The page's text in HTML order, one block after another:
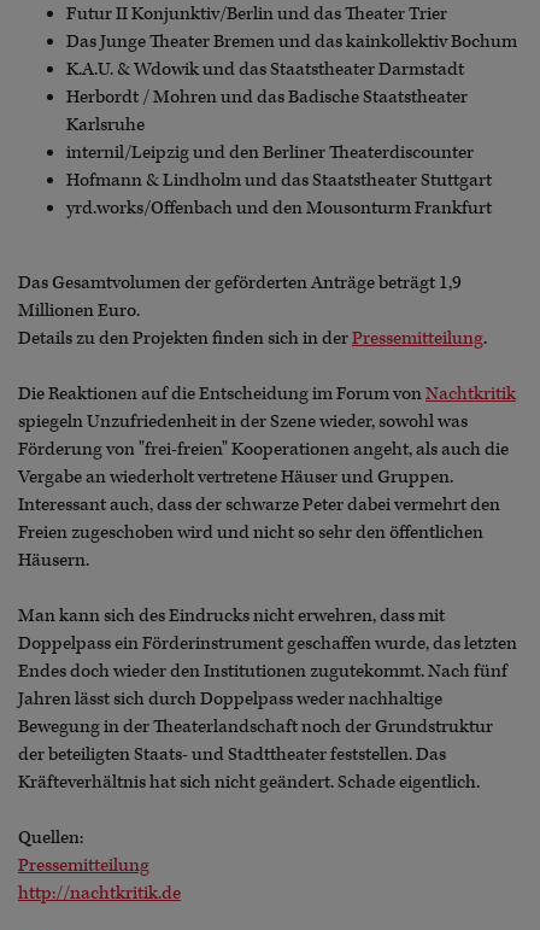
Futur II Konjunktiv/Berlin und das Theater Trier
Das Junge Theater Bremen und das kainkollektiv Bochum
K.A.U. & Wdowik und das Staatstheater Darmstadt
Herbordt / Mohren und das Badische Staatstheater
Karlsruhe
internil/Leipzig und den Berliner Theaterdiscounter
Hofmann & Lindholm und das Staatstheater Stuttgart
yrd.works/Offenbach und den Mousonturm Frankfurt
Das Gesamtvolumen der geförderten Anträge beträgt 1,9
Millionen Euro.
Details zu den Projekten finden sich in derPressemitteilung.
Die Reaktionen auf die Entscheidung im Forum vonNachtkritik
spiegeln Unzufriedenheit in der Szene wieder, sowohl was
Förderung von "frei-freien" Kooperationen angeht, als auch die
Vergabe an wiederholt vertretene Häuser und Gruppen.
Interessant auch, dass der schwarze Peter dabei vermehrt den
Freien zugeschoben wird und nicht so sehr den öffentlichen
Häusern.
Man kann sich des Eindrucks nicht erwehren, dass mit
Doppelpass ein Förderinstrument geschaffen wurde, das letzten
Endes doch wieder den Institutionen zugutekommt. Nach fünf
Jahren lässt sich durch Doppelpass weder nachhaltige
Bewegung in der Theaterlandschaft noch der Grundstruktur
der beteiligten Staats- und Stadttheater feststellen. Das
Kräfteverhältnis hat sich nicht geändert. Schade eigentlich.
Quellen:
Pressemitteilung
http://nachtkritik.de